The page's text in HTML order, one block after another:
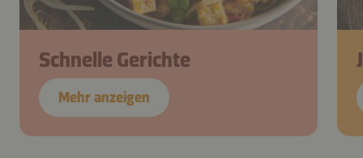
Schnelle Gerichte
Mehr anzeigen